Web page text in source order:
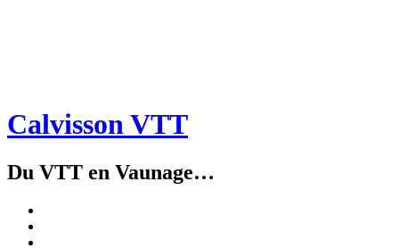
Calvisson VTT
Du VTT en Vaunage…